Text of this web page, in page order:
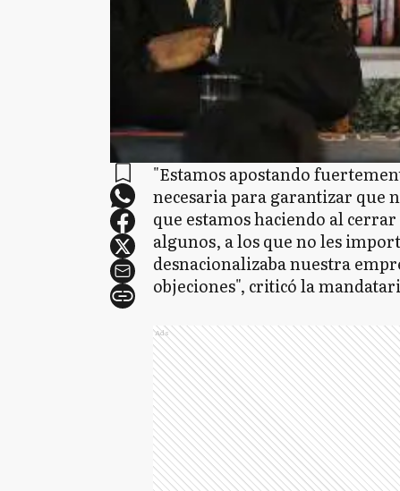
"Estamos apostando
necesaria para garantizar que
que estamos haciendo al
algunos, a los que no les
desnacionalizaba nuestra
objeciones", criticó la
Ads